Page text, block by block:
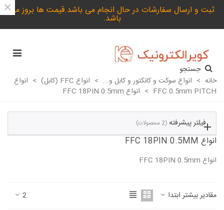
ثبت و ارسال سفارشات در حال انجام می باشد.قیمت ها بروز می
باشد.
×
جستجو
خانه > انواع سوکت و کانکتور و کابل و... > انواع FFC (کابل) > انواع
FFC 0.5mm PITCH
> انواع FFC 18PIN 0.5mm
فیلتر پیشرفته (2 محصولات)
انواع FFC 18PIN 0.5MM
انواع FFC 18PIN 0.5mm
مقادیر بیشتر ابتدا 2